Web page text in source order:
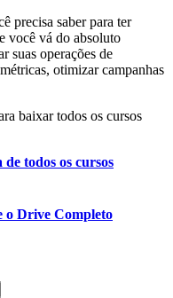
precisa saber para ter
você vá do absoluto
suas operações de
otimizar campanhas
baixar todos os cursos
de todos os cursos
o Drive Completo